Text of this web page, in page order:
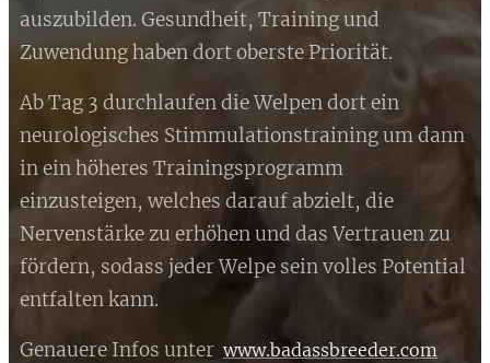
auszubilden. Gesundheit, Training und
Zuwendung haben dort oberste Priorität.
Ab Tag 3 durchlaufen die Welpen dort ein
neurologisches Stimmulationstraining um dann
in ein höheres Trainingsprogramm
einzusteigen, welches darauf abzielt, die
Nervenstärke zu erhöhen und das Vertrauen zu
fördern, sodass jeder Welpe sein volles Potential
entfalten kann.
Genauere Infos unter www.badassbreeder.com